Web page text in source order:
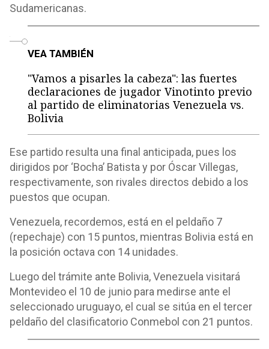
Sudamericanas.
VEA TAMBIÉN
"Vamos a pisarles la cabeza": las fuertes
declaraciones de jugador Vinotinto previo
al partido de eliminatorias Venezuela vs.
Bolivia
Ese partido resulta una final anticipada, pues los
dirigidos por ‘Bocha’ Batista y por Óscar Villegas,
respectivamente, son rivales directos debido a los
puestos que ocupan.
Venezuela, recordemos, está en el peldaño 7
(repechaje) con 15 puntos, mientras Bolivia está en
la posición octava con 14 unidades.
Luego del trámite ante Bolivia, Venezuela visitará
Montevideo el 10 de junio para medirse ante el
seleccionado uruguayo, el cual se sitúa en el tercer
peldaño del clasificatorio Conmebol con 21 puntos.